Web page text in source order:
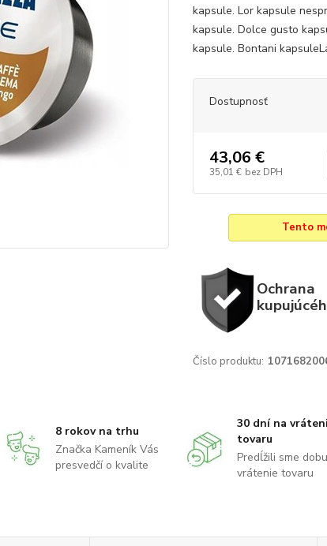
kapsule. Lor kapsule
kapsule. Dolce gusto
kapsule. Bontani
Dostupnosť
43,06 €
35,01 € bez DPH
Tento
Ochrana
Číslo produktu:
8 rokov na trhu
Značka Kameník Vás
presvedčí o kvalite
30 dní na
tovaru
Predĺžili sme
vrátenie tovaru